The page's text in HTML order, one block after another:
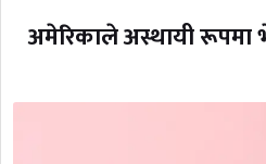
अमेरिकाले अस्थायी